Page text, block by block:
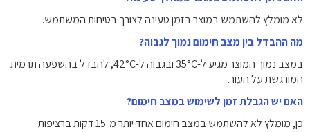
לא מומלץ להשתמש במוצר בזמן טעינה לצורך בטיחות המשתמש.
מה ההבדל בין מצב חימום נמוך לגבוה?
במצב נמוך המוצר מגיע ל-35°C ובגבוה ל-42°C, להבדל בהשפעה תרמית
המורגשת על העור.
האם יש הגבלת זמן לשימוש במצב חימום?
כן, מומלץ לא להשתמש במצב חימום אחד יותר מ-15 דקות ברציפות.